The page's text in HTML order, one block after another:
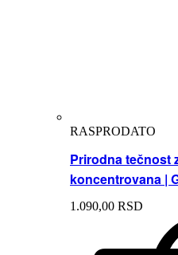
RASPRODATO
Prirodna tečnost
koncentrovana |
1.090,00 RSD